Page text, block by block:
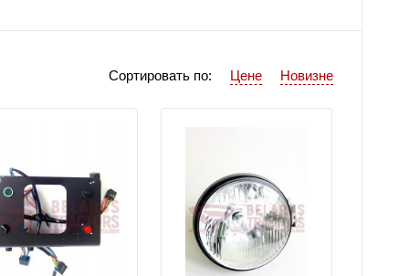
Новизне
Цене
Сортировать по: